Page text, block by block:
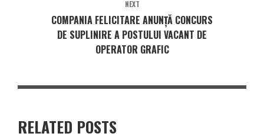
NEXT
COMPANIA FELICITARE ANUNŢĂ CONCURS
DE SUPLINIRE A POSTULUI VACANT DE
OPERATOR GRAFIC
RELATED POSTS